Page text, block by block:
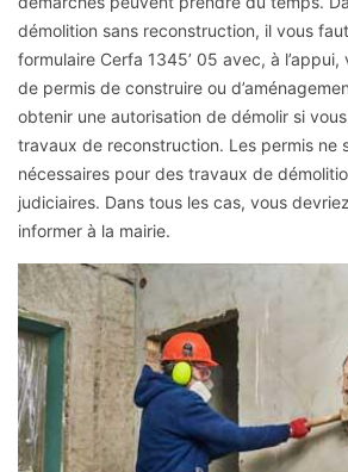
démolition sans reconstruction, il vous
formulaire Cerfa 1345’ 05 avec, à
de permis de construire ou
obtenir une autorisation de démolir si
travaux de reconstruction. Les permis ne
nécessaires pour des travaux de
judiciaires. Dans tous les cas, vous
informer à la mairie.